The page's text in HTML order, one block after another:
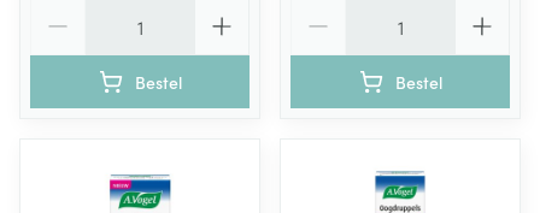
Bestel Bestel